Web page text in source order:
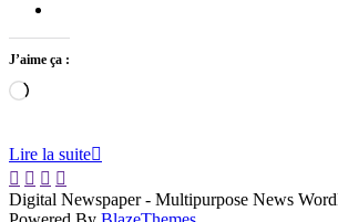
J’aime ça :
Chargement…
Lire la suite
Digital Newspaper - Multipurpose News